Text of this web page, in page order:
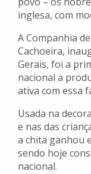
inglesa, com
A Companhia
Cachoeira,
Gerais, foi a
nacional a
ativa com essa
Usada na
e nas das
a chita ganhou
sendo hoje
nacional.